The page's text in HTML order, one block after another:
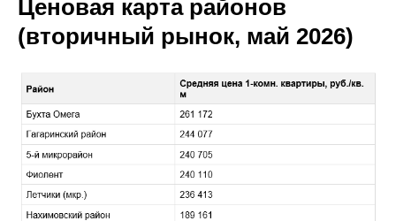
Ценовая карта районов
(вторичный рынок, май 2026)